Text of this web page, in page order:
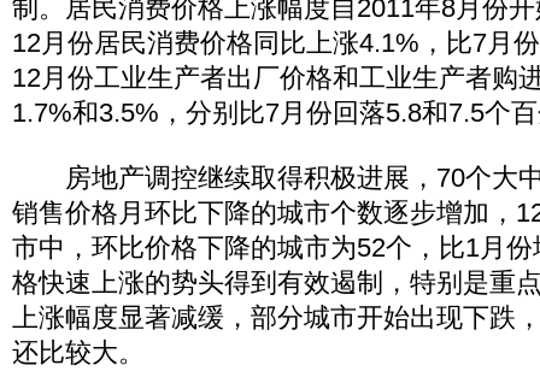
制。居民消费价格上涨幅度自2011年8月份
12月份居民消费价格同比上涨4.1%，比7月
12月份工业生产者出厂价格和工业生产者购
1.7%和3.5%，分别比7月份回落5.8和7.5个
房地产调控继续取得积极进展，70个大
销售价格月环比下降的城市个数逐步增加，
市中，环比价格下降的城市为52个，比1月
格快速上涨的势头得到有效遏制，特别是重
上涨幅度显著减缓，部分城市开始出现下跌
还比较大。